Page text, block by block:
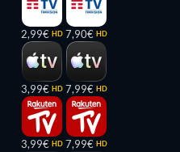
2,99€ HD
3,99€ HD
3,99€ HD
7,90€ HD
7,99€ HD
7,99€ HD